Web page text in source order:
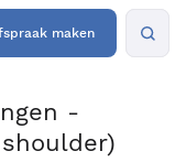
maken
-